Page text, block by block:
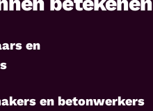
en
en betonwerkers